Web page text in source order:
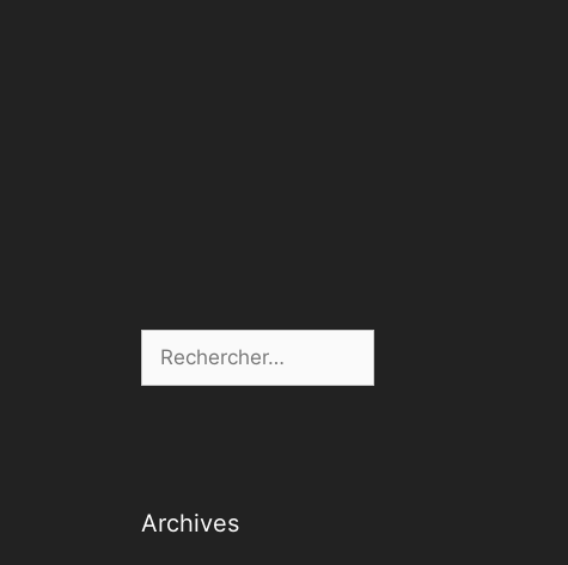
Rechercher :
Archives